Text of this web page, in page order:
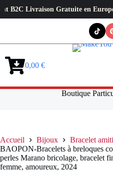
Gratuite en Europe ✦
Panier0,00 €
Boutique
Accueil Bijoux
Bracelet
BAOPON-Bracelets à breloques
perles Marano bricolage, bracelet
femme, amoureux, 2024